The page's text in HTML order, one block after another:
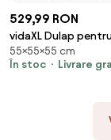
529,99 RON
vidaXL Dulap
raft Roșu și gri 55 x
55×55×55 cm
În stoc
Livrare